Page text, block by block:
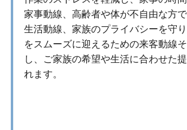
家事動線、高齢者や体が不自由な方
生活動線、家族のプライバシーを守
をスムーズに迎えるための来客動線
し、ご家族の希望や生活に合わせた
れます。